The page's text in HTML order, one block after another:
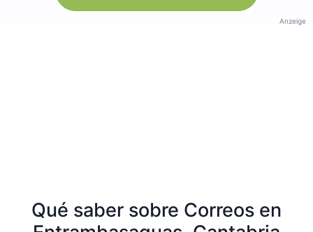
Anzeige
Qué saber sobre Correos en